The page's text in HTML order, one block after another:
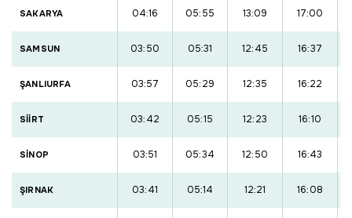
SAKARYA 04:16 05:55 13:09 17:00
SAMSUN 03:50 05:31 12:45 16:37
ŞANLIURFA 03:57 05:29 12:35 16:22
SİİRT 03:42 05:15 12:23 16:10
SİNOP 03:51 05:34 12:50 16:43
ŞIRNAK 03:41 05:14 12:21 16:08